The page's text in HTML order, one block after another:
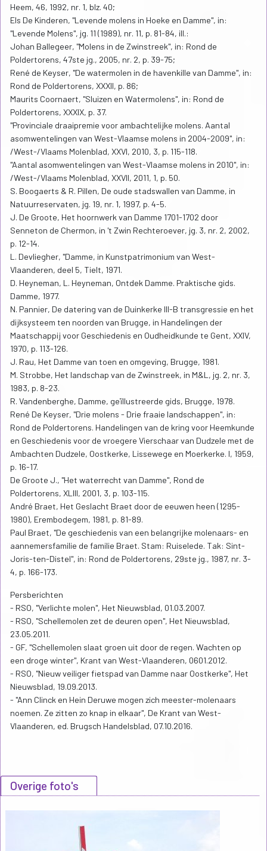
Heem, 46, 1992, nr. 1, blz. 40;
Els De Kinderen, "Levende molens in Hoeke en Damme", in:
"Levende Molens", jg. 11 (1989), nr. 11, p. 81-84, ill.:
Johan Ballegeer, "Molens in de Zwinstreek", in: Rond de
Poldertorens, 47ste jg., 2005, nr. 2, p. 39-75;
René de Keyser, "De watermolen in de havenkille van Damme", in:
Rond de Poldertorens, XXXII, p. 86;
Maurits Coornaert, "Sluizen en Watermolens", in: Rond de
Poldertorens, XXXIX, p. 37.
"Provinciale draaipremie voor ambachtelijke molens. Aantal
asomwentelingen van West-Vlaamse molens in 2004-2009", in:
/West-/Vlaams Molenblad, XXVI, 2010, 3, p. 115-118.
"Aantal asomwentelingen van West-Vlaamse molens in 2010", in:
/West-/Vlaams Molenblad, XXVII, 2011, 1, p. 50.
S. Boogaerts & R. Pillen, De oude stadswallen van Damme, in
Natuurreservaten, jg. 19, nr. 1, 1997, p. 4-5.
J. De Groote, Het hoornwerk van Damme 1701-1702 door
Senneton de Chermon, in 't Zwin Rechteroever, jg. 3, nr. 2, 2002,
p. 12-14.
L. Devliegher, "Damme, in Kunstpatrimonium van West-
Vlaanderen, deel 5, Tielt, 1971.
D. Heyneman, L. Heyneman, Ontdek Damme. Praktische gids.
Damme, 1977.
N. Pannier, De datering van de Duinkerke III-B transgressie en het
dijksysteem ten noorden van Brugge, in Handelingen der
Maatschappij voor Geschiedenis en Oudheidkunde te Gent, XXIV,
1970, p. 113-126.
J. Rau, Het Damme van toen en omgeving, Brugge, 1981.
M. Strobbe, Het landschap van de Zwinstreek, in M&L, jg. 2, nr. 3,
1983, p. 8-23.
R. Vandenberghe, Damme, geïllustreerde gids, Brugge, 1978.
René De Keyser, "Drie molens - Drie fraaie landschappen", in:
Rond de Poldertorens. Handelingen van de kring voor Heemkunde
en Geschiedenis voor de vroegere Vierschaar van Dudzele met de
Ambachten Dudzele, Oostkerke, Lissewege en Moerkerke. I, 1959,
p. 16-17.
De Groote J., "Het waterrecht van Damme", Rond de
Poldertorens, XLIII, 2001, 3, p. 103-115.
André Braet, Het Geslacht Braet door de eeuwen heen (1295-
1980), Erembodegem, 1981, p. 81-89.
Paul Braet, "De geschiedenis van een belangrijke molenaars- en
aannemersfamilie de familie Braet. Stam: Ruiselede. Tak: Sint-
Joris-ten-Distel", in: Rond de Poldertorens, 29ste jg., 1987, nr. 3-
4, p. 166-173.
Persberichten
- RSO, "Verlichte molen", Het Nieuwsblad, 01.03.2007.
- RSO, "Schellemolen zet de deuren open", Het Nieuwsblad,
23.05.2011.
- GF, "Schellemolen slaat groen uit door de regen. Wachten op
een droge winter", Krant van West-Vlaanderen, 0601.2012.
- RSO, "Nieuw veiliger fietspad van Damme naar Oostkerke", Het
Nieuwsblad, 19.09.2013.
- "Ann Clinck en Hein Deruwe mogen zich meester-molenaars
noemen. Ze zitten zo knap in elkaar", De Krant van West-
Vlaanderen, ed. Brugsch Handelsblad, 07.10.2016.
Overige foto's